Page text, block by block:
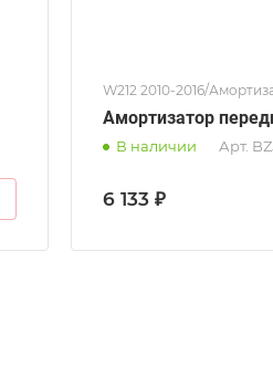
W212 2010-2016/
Амортизатор
В наличии Арт.
6 133 ₽